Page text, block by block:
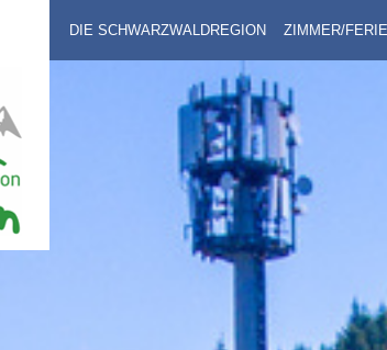
DIE SCHWARZWALDREGION ZIMMER/